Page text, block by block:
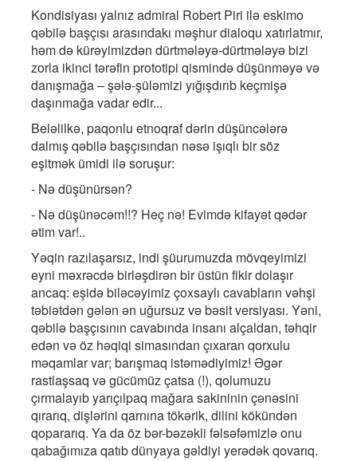
Kondisiyası yalnız admiral Robert Piri ilə eskimo
qəbilə başçısı arasındakı məşhur dialoqu xatırlatmır,
həm də kürəyimizdən dürtmələyə-dürtmələyə bizi
zorla ikinci tərəfin prototipi qismində düşünməyə və
danışmağa – şələ-şüləmizi yığışdırıb keçmişə
daşınmağa vadar edir...
Beləlilkə, paqonlu etnoqraf dərin düşüncələrə
dalmış qəbilə başçısından nəsə işıqlı bir söz
eşitmək ümidi ilə soruşur:
- Nə düşünürsən?
- Nə düşünəcəm!!? Heç nə! Evimdə kifayət qədər
ətim var!..
Yəqin razılaşarsız, indi şüurumuzda mövqeyimizi
eyni məxrəcdə birləşdirən bir üstün fikir dolaşır
ancaq: eşidə biləcəyimiz çoxsaylı cavabların vəhşi
təbiətdən gələn ən uğursuz və bəsit versiyası. Yəni,
qəbilə başçısının cavabında insanı alçaldan, təhqir
edən və öz həqiqi simasından çıxaran qorxulu
məqamlar var; barışmaq istəmədiyimiz! Əgər
rastlaşsaq və gücümüz çatsa (!), qolumuzu
çırmalayıb yarıçılpaq mağara sakininin çənəsini
qırarıq, dişlərini qarnına tökərik, dilini kökündən
qopararıq. Ya da öz bər-bəzəkli fəlsəfəmizlə onu
qabağımıza qatıb dünyaya gəldiyi yerədək qovarıq.